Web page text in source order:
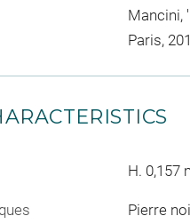
Mancini,
Paris,
H. 0,157
Pierre